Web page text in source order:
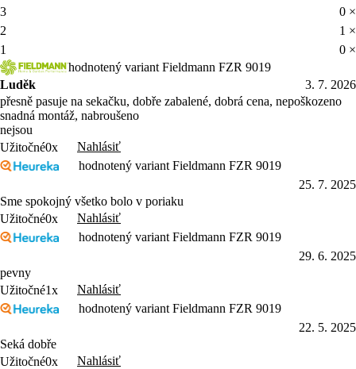
3
0 ×
2
1 ×
1
0 ×
hodnotený variant Fieldmann FZR 9019
Luděk
3. 7. 2026
přesně pasuje na sekačku, dobře zabalené, dobrá cena, nepoškozeno
snadná montáž, nabroušeno
nejsou
Užitočné0x
Nahlásiť
hodnotený variant Fieldmann FZR 9019
25. 7. 2025
Sme spokojný všetko bolo v poriaku
Užitočné0x
Nahlásiť
hodnotený variant Fieldmann FZR 9019
29. 6. 2025
pevny
Užitočné1x
Nahlásiť
hodnotený variant Fieldmann FZR 9019
22. 5. 2025
Seká dobře
Užitočné0x
Nahlásiť